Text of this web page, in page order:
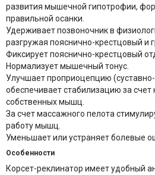
развития мышечной гипотрофии,
правильной осанки.
Удерживает позвоночник в
разгружая пояснично-крестцовый и
Фиксирует пояснично-крестцовый
Нормализует мышечный тонус.
Улучшает проприоцепцию
обеспечивает стабилизацию за
собственных мышц.
За счет массажного пелота
работу мышц.
Уменьшает или устраняет болевые
Особенности
Корсет-реклинатор имеет удобный